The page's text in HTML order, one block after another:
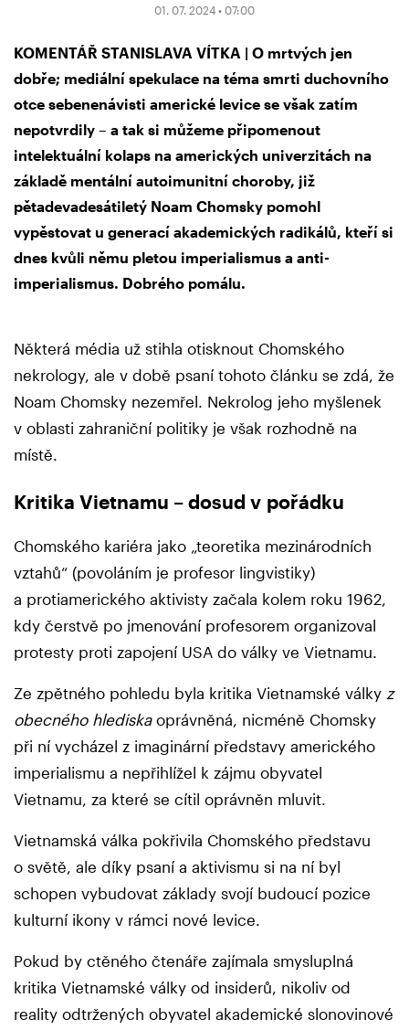
01. 07. 2024 • 07:00
KOMENTÁŘ STANISLAVA VÍTKA | O mrtvých jen
dobře; mediální spekulace na téma smrti duchovního
otce sebenenávisti americké levice se však zatím
nepotvrdily – a tak si můžeme připomenout
intelektuální kolaps na amerických univerzitách na
základě mentální autoimunitní choroby, již
pětadevadesátiletý Noam Chomsky pomohl
vypěstovat u generací akademických radikálů, kteří si
dnes kvůli němu pletou imperialismus a anti-
imperialismus. Dobrého pomálu.
Některá média už stihla otisknout Chomského
nekrology, ale v době psaní tohoto článku se zdá, že
Noam Chomsky nezemřel. Nekrolog jeho myšlenek
v oblasti zahraniční politiky je však rozhodně na
místě.
Kritika Vietnamu – dosud v pořádku
Chomského kariéra jako „teoretika mezinárodních
vztahů“ (povoláním je profesor lingvistiky)
a protiamerického aktivisty začala kolem roku 1962,
kdy čerstvě po jmenování profesorem organizoval
protesty proti zapojení USA do války ve Vietnamu.
Ze zpětného pohledu byla kritika Vietnamské války z
obecného hlediska oprávněná, nicméně Chomsky
při ní vycházel z imaginární představy amerického
imperialismu a nepřihlížel k zájmu obyvatel
Vietnamu, za které se cítil oprávněn mluvit.
Vietnamská válka pokřivila Chomského představu
o světě, ale díky psaní a aktivismu si na ní byl
schopen vybudovat základy svojí budoucí pozice
kulturní ikony v rámci nové levice.
Pokud by ctěného čtenáře zajímala smysluplná
kritika Vietnamské války od insiderů, nikoliv od
reality odtržených obyvatel akademické slonovinové